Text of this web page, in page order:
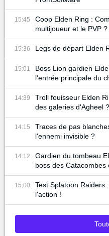
15:45
Coop Elden Ring :
multijoueur et le PVP ?
15:36 Legs de départ Elden
15:01
Boss Lion gardien
l'entrée principale du
14:39
Troll fouisseur Elden
des galeries d'Agheel ?
14:15
Traces de pas
l'ennemi invisible ?
14:12
Gardien du tombeau
boss des Catacombes
15:00
Test Splatoon Raiders
l'action !